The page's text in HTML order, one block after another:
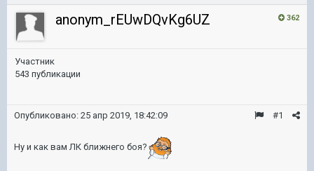
362
anonym_rEUwDQvKg6UZ
Участник
543 публикации
#1
Опубликовано: 25 апр 2019, 18:42:09
Ну и как вам ЛК ближнего боя?